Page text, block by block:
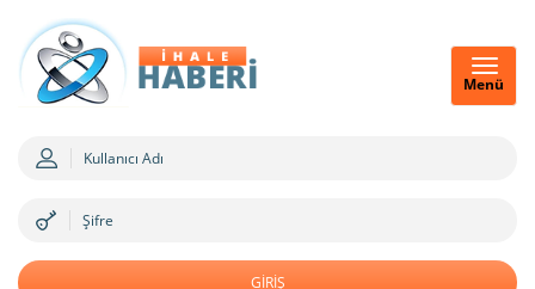
Menü